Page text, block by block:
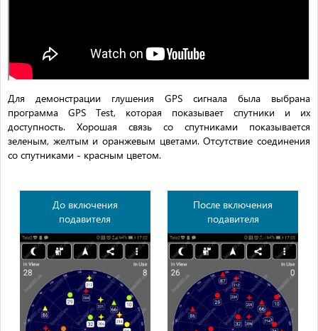
Для демонстрации глушения GPS сигнала была выбрана
программа GPS Test, которая показывает спутники и их
доступность. Хорошая связь со спутниками показывается
зеленым, желтым и оранжевым цветами. Отсутствие соединения
со спутниками - красным цветом.
До включения
подавителя
После включения
подавителя